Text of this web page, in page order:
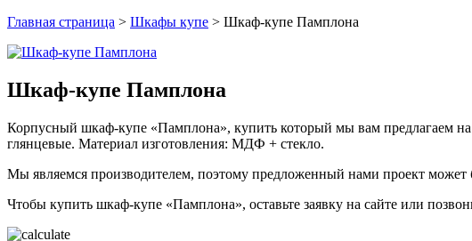
Главная страница > Шкафы купе > Шкаф-купе Памплона
Шкаф-купе Памплона
Корпусный шкаф-купе «Памплона», купить который мы вам предлагаем
глянцевые. Материал изготовления: МДФ + стекло.
Мы являемся производителем, поэтому предложенный нами проект
Чтобы купить шкаф-купе «Памплона», оставьте заявку на сайте или